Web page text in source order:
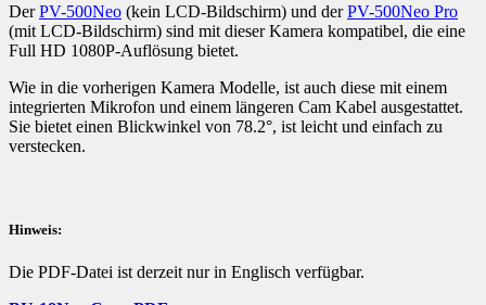
DerPV-500Neo (kein LCD-Bildschirm) und derPV-500Neo Pro
(mit LCD-Bildschirm) sind mit dieser Kamera kompatibel, die eine
Full HD 1080P-Auflösung bietet.
Wie in die vorherigen Kamera Modelle, ist auch diese mit einem
integrierten Mikrofon und einem längeren Cam Kabel ausgestattet.
Sie bietet einen Blickwinkel von 78.2°, ist leicht und einfach zu
verstecken.
Hinweis:
Die PDF-Datei ist derzeit nur in Englisch verfügbar.